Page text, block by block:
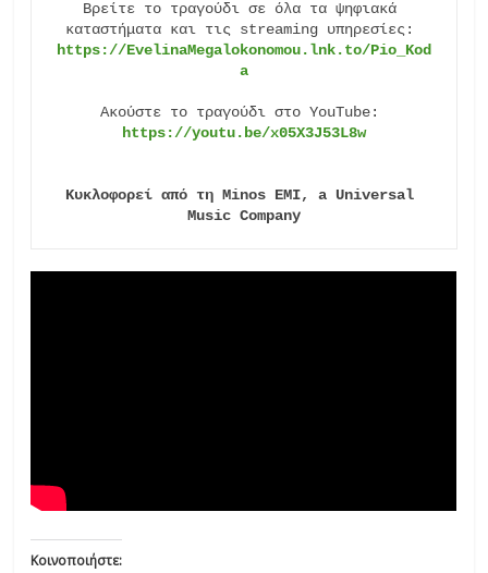
Βρείτε το τραγούδι σε όλα τα ψηφιακά
https://EvelinaMegalokonomou.lnk.to/Pio_Kod
a
https://youtu.be/x05X3J53L8w
Κυκλοφορεί από τη Minos EMI, a Universal
Music Company
Κοινοποιήστε: